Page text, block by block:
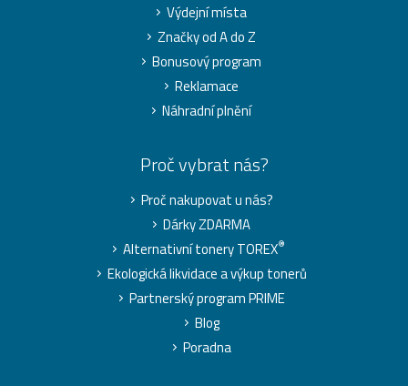
Výdejní místa
Značky od A do Z
Bonusový program
Reklamace
Náhradní plnění
Proč vybrat nás?
Proč nakupovat u nás?
Dárky ZDARMA
Alternativní tonery TOREX®
Ekologická likvidace a výkup tonerů
Partnerský program PRIME
Blog
Poradna